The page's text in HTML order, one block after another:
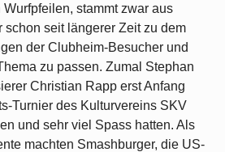
stammt zwar aus
schon seit längerer Zeit zu dem
der Clubheim-Besucher und
zu passen. Zumal Stephan
Christian Rapp erst Anfang
Turnier des Kulturvereins SKV
und sehr viel Spass hatten. Als
machten Smashburger, die US-